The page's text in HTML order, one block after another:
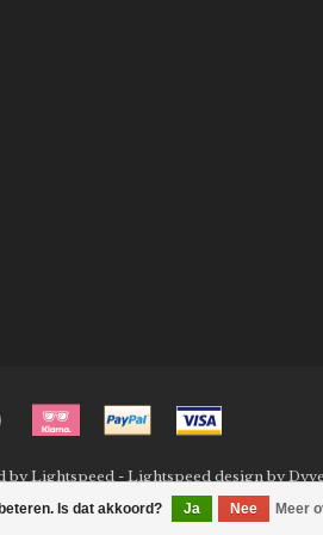
Is dat akkoord? Ja Nee Meer
by Lightspeed- Lightspeed designby